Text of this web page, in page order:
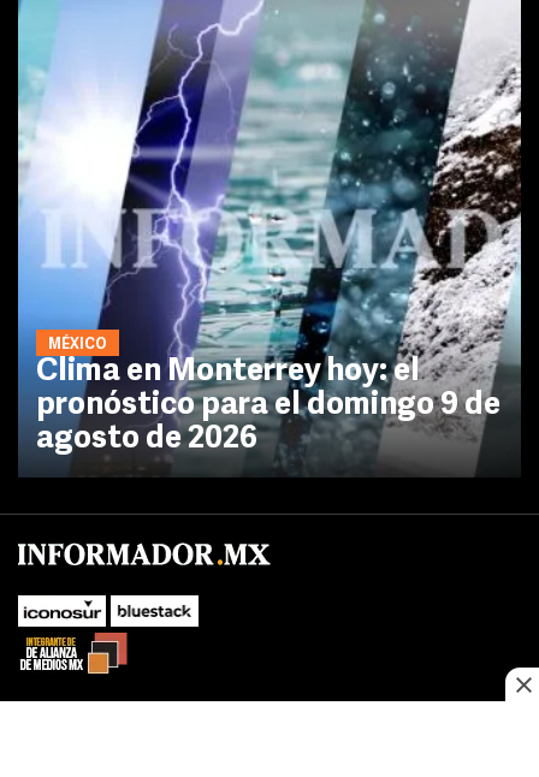
MÉXICO
Clima en Monterrey hoy: el
pronóstico para el domingo 9 de
agosto de 2026